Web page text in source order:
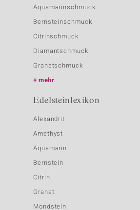
Aquamarinschmuck
Bernsteinschmuck
Citrinschmuck
Diamantschmuck
Granatschmuck
mehr
Edelsteinlexikon
Alexandrit
Amethyst
Aquamarin
Bernstein
Citrin
Granat
Mondstein